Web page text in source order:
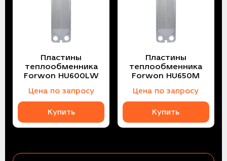
Пластины
теплообменника
Forwon HU600LW
Цена по запросу
Купить
Пластины
теплообменника
Forwon HU650M
Цена по запросу
Купить